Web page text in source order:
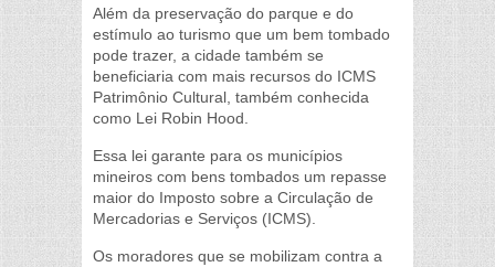
Além da preservação do parque e do
estímulo ao turismo que um bem tombado
pode trazer, a cidade também se
beneficiaria com mais recursos do ICMS
Patrimônio Cultural, também conhecida
como Lei Robin Hood.
Essa lei garante para os municípios
mineiros com bens tombados um repasse
maior do Imposto sobre a Circulação de
Mercadorias e Serviços (ICMS).
Os moradores que se mobilizam contra a